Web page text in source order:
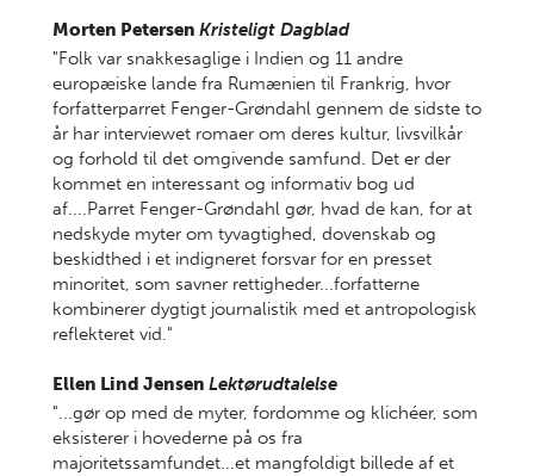
Morten Petersen Kristeligt Dagblad
"Folk var snakkesaglige i Indien og 11 andre
europæiske lande fra Rumænien til Frankrig, hvor
forfatterparret Fenger-Grøndahl gennem de sidste to
år har interviewet romaer om deres kultur, livsvilkår
og forhold til det omgivende samfund. Det er der
kommet en interessant og informativ bog ud
af....Parret Fenger-Grøndahl gør, hvad de kan, for at
nedskyde myter om tyvagtighed, dovenskab og
beskidthed i et indigneret forsvar for en presset
minoritet, som savner rettigheder...forfatterne
kombinerer dygtigt journalistik med et antropologisk
reflekteret vid."
Ellen Lind Jensen Lektørudtalelse
"...gør op med de myter, fordomme og klichéer, som
eksisterer i hovederne på os fra
majoritetssamfundet...et mangfoldigt billede af et